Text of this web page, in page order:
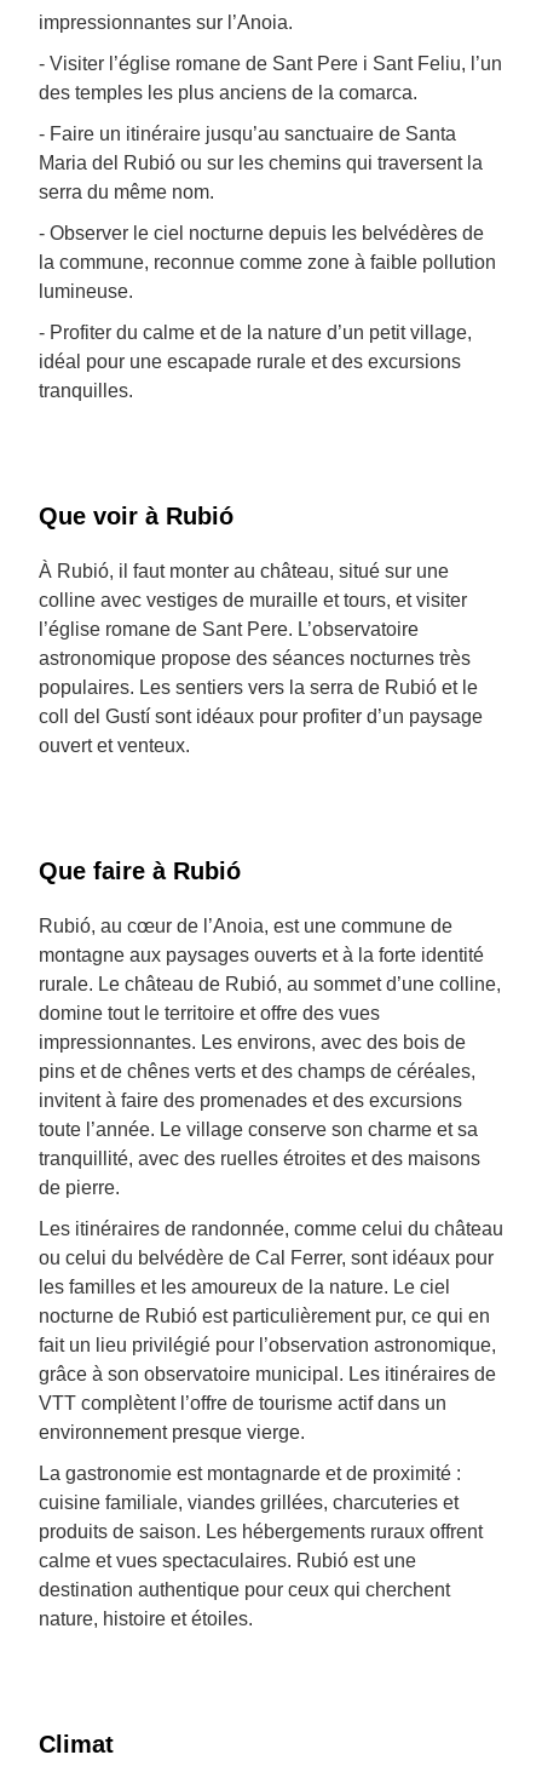
impressionnantes sur l’Anoia.
- Visiter l’église romane de Sant Pere i Sant Feliu, l’un
des temples les plus anciens de la comarca.
- Faire un itinéraire jusqu’au sanctuaire de Santa
Maria del Rubió ou sur les chemins qui traversent la
serra du même nom.
- Observer le ciel nocturne depuis les belvédères de
la commune, reconnue comme zone à faible pollution
lumineuse.
- Profiter du calme et de la nature d’un petit village,
idéal pour une escapade rurale et des excursions
tranquilles.
Que voir à Rubió
À Rubió, il faut monter au château, situé sur une
colline avec vestiges de muraille et tours, et visiter
l’église romane de Sant Pere. L’observatoire
astronomique propose des séances nocturnes très
populaires. Les sentiers vers la serra de Rubió et le
coll del Gustí sont idéaux pour profiter d’un paysage
ouvert et venteux.
Que faire à Rubió
Rubió, au cœur de l’Anoia, est une commune de
montagne aux paysages ouverts et à la forte identité
rurale. Le château de Rubió, au sommet d’une colline,
domine tout le territoire et offre des vues
impressionnantes. Les environs, avec des bois de
pins et de chênes verts et des champs de céréales,
invitent à faire des promenades et des excursions
toute l’année. Le village conserve son charme et sa
tranquillité, avec des ruelles étroites et des maisons
de pierre.
Les itinéraires de randonnée, comme celui du château
ou celui du belvédère de Cal Ferrer, sont idéaux pour
les familles et les amoureux de la nature. Le ciel
nocturne de Rubió est particulièrement pur, ce qui en
fait un lieu privilégié pour l’observation astronomique,
grâce à son observatoire municipal. Les itinéraires de
VTT complètent l’offre de tourisme actif dans un
environnement presque vierge.
La gastronomie est montagnarde et de proximité :
cuisine familiale, viandes grillées, charcuteries et
produits de saison. Les hébergements ruraux offrent
calme et vues spectaculaires. Rubió est une
destination authentique pour ceux qui cherchent
nature, histoire et étoiles.
Climat